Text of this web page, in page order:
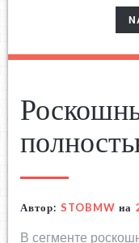
Автор: STOBMW на
В сегменте